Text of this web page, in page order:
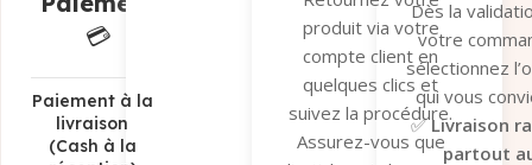
💳
Paiement à la
livraison
(Cash à la
produit via votre
compte client en
quelques clics et
suivez la procédure.
Assurez-vous que
Dès la
votre
sélectionnez
qui vous
✅Livraison
partout